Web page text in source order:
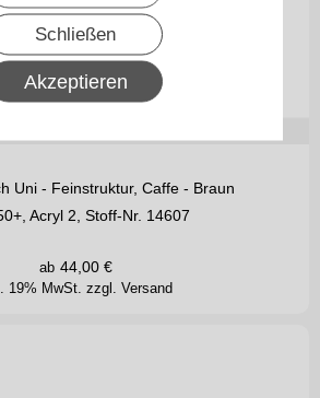
Schließen
Akzeptieren
Uni - Feinstruktur, Caffe - Braun
Acryl 2, Stoff-Nr. 14607
19% MwSt. zzgl. Versand
ab 44,00€